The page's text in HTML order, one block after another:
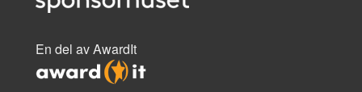
En del av AwardIt